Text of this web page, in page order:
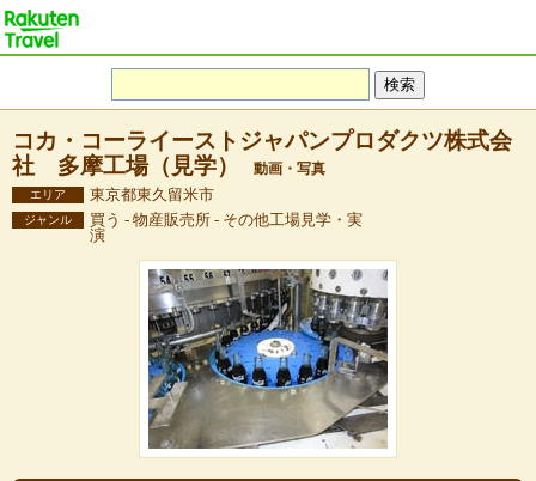
コカ・コーライーストジャパンプロダクツ株式会
社 多摩工場（見学）
動画・写真
エリア 東京都東久留米市
ジャンル
買う - 物産販売所 - その他工場見学・実
演